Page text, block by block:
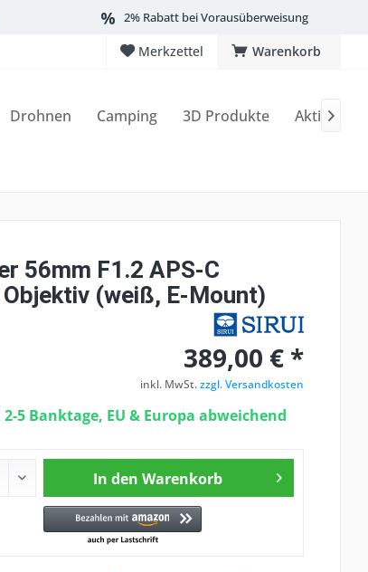
2% Rabatt bei Vorausüberweisung
Warenkorb
Merkzettel
Drohnen Camping 3D Produkte Aktionen

56mm F1.2 APS-C
(weiß, E-Mount)
389,00 € *
inkl. MwSt.zzgl. Versandkosten
5 Banktage, EU & Europa abweichend
In den Warenkorb